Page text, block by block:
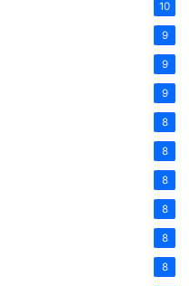
10
9
9
9
8
8
8
8
8
8